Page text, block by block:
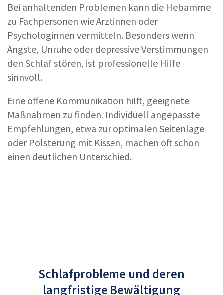
Bei anhaltenden Problemen kann die Hebamme
zu Fachpersonen wie Ärztinnen oder
Psychologinnen vermitteln. Besonders wenn
Ängste, Unruhe oder depressive Verstimmungen
den Schlaf stören, ist professionelle Hilfe
sinnvoll.
Eine offene Kommunikation hilft, geeignete
Maßnahmen zu finden. Individuell angepasste
Empfehlungen, etwa zur optimalen Seitenlage
oder Polsterung mit Kissen, machen oft schon
einen deutlichen Unterschied.
Schlafprobleme und deren
langfristige Bewältigung